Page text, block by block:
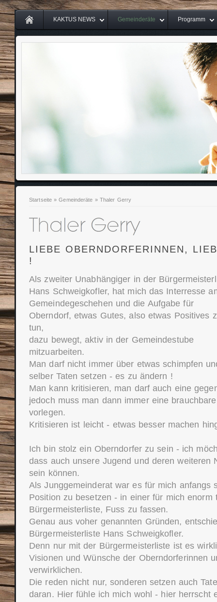
KAKTUS NEWS Gemeinderäte Programm
Startseite »Gemeinderäte » Thaler Gerry
LIEBE OBERNDORFERINNEN,
!
Als zweiter Unabhängiger in der
Hans Schweigkofler, hat mich das Interresse
Gemeindegeschehen und die Aufgabe für
Oberndorf, etwas Gutes, also etwas Positives
tun,
dazu bewegt, aktiv in der Gemeindestube
mitzuarbeiten.
Man darf nicht immer über etwas schimpfen
selber Taten setzen - es zu ändern !
Man kann kritisieren, man darf auch eine
jedoch muss man dann immer eine
vorlegen.
Kritisieren ist leicht - etwas besser machen
Ich bin stolz ein Oberndorfer zu sein - ich
dass auch unsere Jugend und deren weiteren
sein können.
Als Junggemeinderat war es für mich anfangs
Position zu besetzen - in einer für mich enorm
Bürgermeisterliste, Fuss zu fassen.
Genau aus voher genannten Gründen,
Bürgermeisterliste Hans Schweigkofler.
Denn nur mit der Bürgermeisterliste ist es
Visionen und Wünsche der Oberndorferinnen
verwirklichen.
Die reden nicht nur, sonderen setzen auch
daran. Hier fühle ich mich wohl - hier herrscht